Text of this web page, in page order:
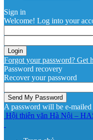
Sign in
Welcome! Log into your
Forgot your password? Get
Password recovery
Recover your password
A password will be e-
Hội thiên văn Hà Nội –